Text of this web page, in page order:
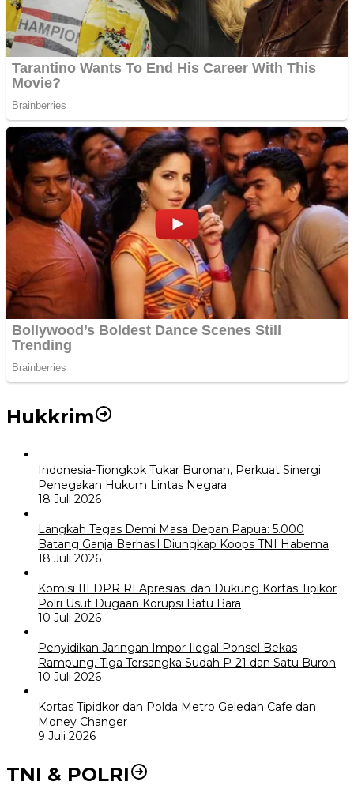
Hukkrim
Indonesia-Tiongkok Tukar Buronan, Perkuat Sinergi
Penegakan Hukum Lintas Negara
18 Juli 2026
Langkah Tegas Demi Masa Depan Papua: 5.000
Batang Ganja Berhasil Diungkap Koops TNI Habema
18 Juli 2026
Komisi III DPR RI Apresiasi dan Dukung Kortas Tipikor
Polri Usut Dugaan Korupsi Batu Bara
10 Juli 2026
Penyidikan Jaringan Impor Ilegal Ponsel Bekas
Rampung, Tiga Tersangka Sudah P-21 dan Satu Buron
10 Juli 2026
Kortas Tipidkor dan Polda Metro Geledah Cafe dan
Money Changer
9 Juli 2026
TNI & POLRI